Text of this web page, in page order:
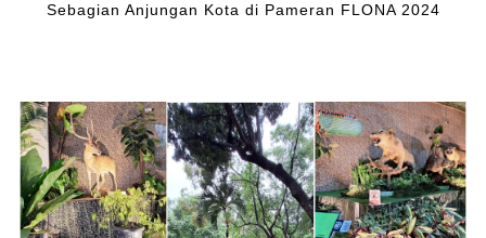
Sebagian Anjungan Kota di Pameran FLONA 2024